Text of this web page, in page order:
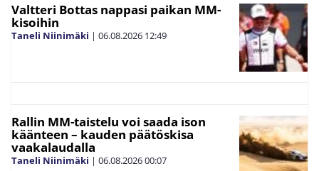
Valtteri Bottas nappasi paikan MM-
kisoihin
Taneli Niinimäki | 06.08.2026 12:49
Rallin MM-taistelu voi saada ison
käänteen – kauden päätöskisa
vaakalaudalla
Taneli Niinimäki | 06.08.202600:07